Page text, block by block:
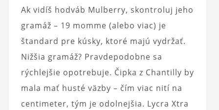
Ak vidíš hodváb Mulberry, skontroluj jeho
gramáž – 19 momme (alebo viac) je
štandard pre kúsky, ktoré majú vydržať.
Nižšia gramáž? Pravdepodobne sa
rýchlejšie opotrebuje. Čipka z Chantilly by
mala mať husté väzby – čím viac nití na
centimeter, tým je odolnejšia. Lycra Xtra